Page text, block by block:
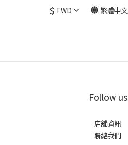
$ TWD 繁體中文
Follow us
店舖資訊
聯絡我們